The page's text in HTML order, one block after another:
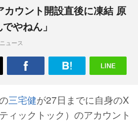
t
e
ウント開設直後に凍結 原
やねん」
ュース
三宅健が27日までに自身のX
ィックトック）のアカウント